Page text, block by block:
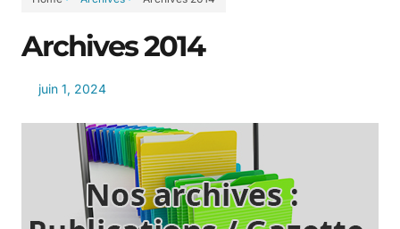
Archives 2014
juin 1, 2024